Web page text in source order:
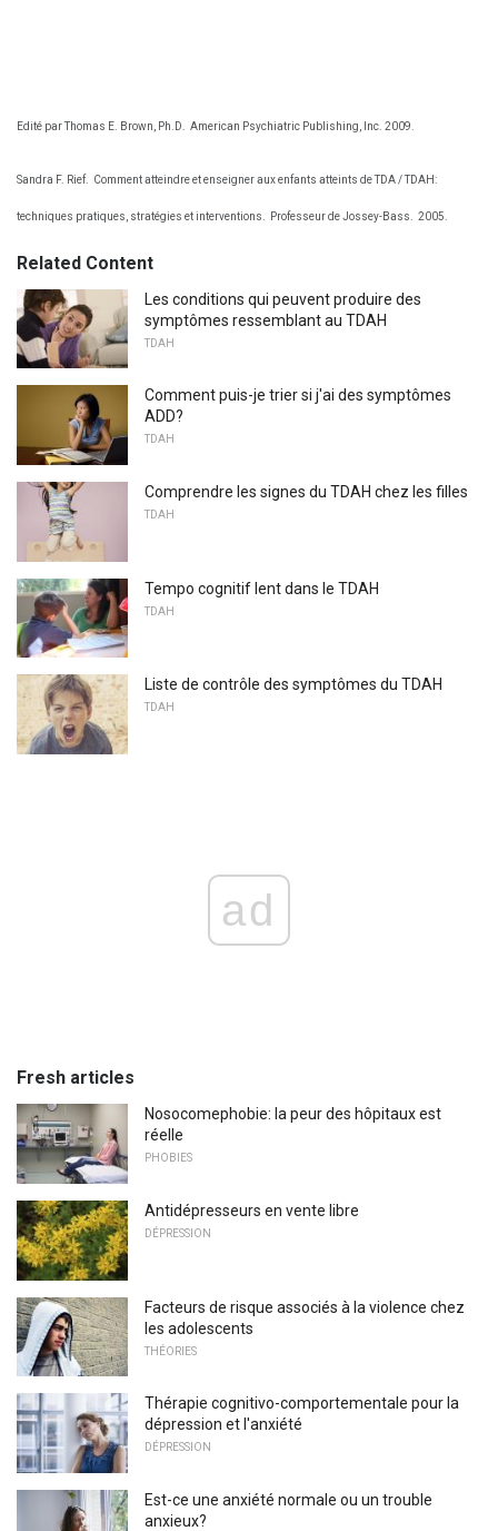
Edité par Thomas E. Brown, Ph.D. American Psychiatric Publishing, Inc. 2009.
Sandra F. Rief. Comment atteindre et enseigner aux enfants atteints de TDA / TDAH:
techniques pratiques, stratégies et interventions. Professeur de Jossey-Bass. 2005.
Related Content
Les conditions qui peuvent produire des
symptômes ressemblant au TDAH
TDAH
Comment puis-je trier si j'ai des symptômes
ADD?
TDAH
Comprendre les signes du TDAH chez les filles
TDAH
Tempo cognitif lent dans le TDAH
TDAH
Liste de contrôle des symptômes du TDAH
TDAH
ad
Fresh articles
Nosocomephobie: la peur des hôpitaux est
réelle
PHOBIES
Antidépresseurs en vente libre
DÉPRESSION
Facteurs de risque associés à la violence chez
les adolescents
THÉORIES
Thérapie cognitivo-comportementale pour la
dépression et l'anxiété
DÉPRESSION
Est-ce une anxiété normale ou un trouble
anxieux?